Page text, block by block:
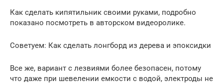
Как сделать кипятильник своими руками, подробно
показано посмотреть в авторском видеоролике.
Cоветуем: Как сделать лонгборд из дерева и эпоксидки
Все же, вариант с лезвиями более безопасен, потому
что даже при шевелении емкости с водой, электроды не